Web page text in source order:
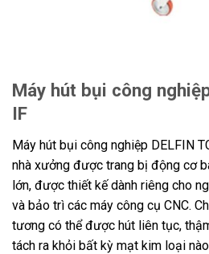
Máy hút bụi công
IF
Máy hút bụi công nghiệp DELFIN
nhà xưởng được trang bị động cơ
lớn, được thiết kế dành riêng cho
và bảo trì các máy công cụ CNC.
tương có thể được hút liên tục,
tách ra khỏi bất kỳ mạt kim loại